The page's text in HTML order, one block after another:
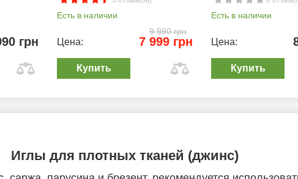
грн
Есть в наличии
9 990 грн
Цена: 7 999 грн
Купить
Есть в наличии
Цена:
Купить
Иглы для плотных тканей (джинс)